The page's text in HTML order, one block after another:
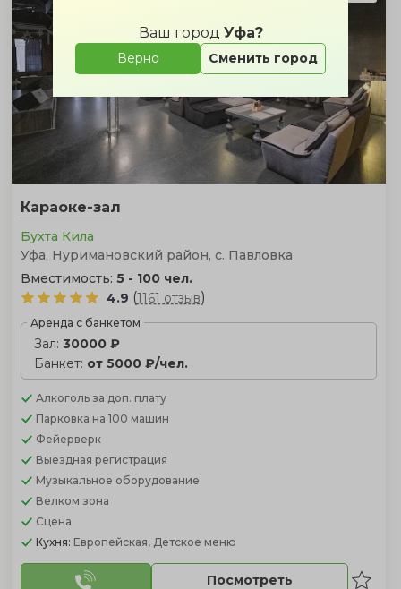
Ваш город Уфа?
Верно Сменить город
Караоке-зал
Бухта Кила
Уфа, Нуримановский район, с. Павловка
Вместимость: 5 - 100 чел.
4.9 (1161 отзыв)
Аренда с банкетом
Зал: 30000 ₽
Банкет: от 5000 ₽/чел.
Алкоголь за доп. плату
Парковка на 100 машин
Фейерверк
Выездная регистрация
Музыкальное оборудование
Велком зона
Сцена
Кухня: Европейская, Детское меню
Посмотреть